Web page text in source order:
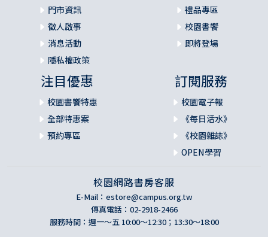
F. 改宗的必要
第四章 信心
A. 聖經中所用的名詞
B. 聖經中所提到的各種信心
C. 信心的要素
D. 得救信心的對象
E. 羅馬天主教的人信心觀
F 信心與得救的確知
第五章 稱義
A. 聖經中所用「稱義」的名詞
D. 稱義得以作成的範圍
E. 稱義的時間
G. 反對稱義教義的看法
門市資訊
徵人啟事
消息活動
隱私權政策
禮品專區
校園書饗
即將登場
注目優惠
校園書饗特惠
全部特惠案
預約專區
訂閱服務
校園電子報
《每日活水》
《校園雜誌》
OPEN學習
校園網路書房客服
E-Mail： estore@campus.org.tw
傳真電話：02-2918-2466
服務時間：週一～五 10:00～12:30；13:30～18:00